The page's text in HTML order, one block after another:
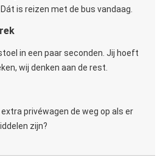
is reizen met de bus vandaag.
in een paar seconden. Jij hoeft
wij denken aan de rest.
privéwagen de weg op als er
zijn?